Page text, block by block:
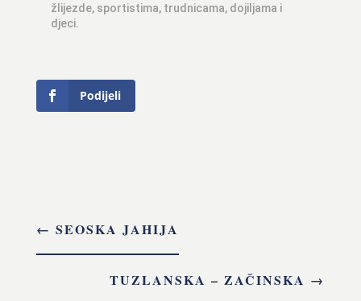
žlijezde, sportistima, trudnicama, dojiljama i
djeci.
Podijeli
← SEOSKA JAHIJA
TUZLANSKA – ZAČINSKA →